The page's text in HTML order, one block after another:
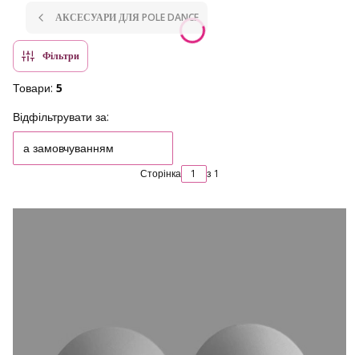
АКСЕСУАРИ ДЛЯ POLE DANCE
Фільтри
Товари: 5
Список товарів
Відфільтрувати за:
а замовчуванням
Сторінка з 1